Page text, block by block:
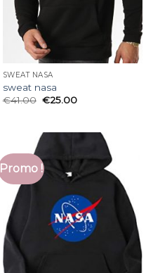
SWEAT NASA
sweat nasa
€41.00 €25.00
Promo !